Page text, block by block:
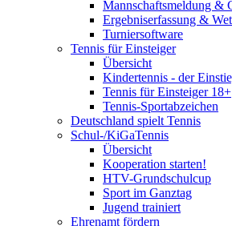
Mannschaftsmeldung &
Ergebniserfassung &
Turniersoftware
Tennis für Einsteiger
Übersicht
Kindertennis - der
Tennis für Einsteiger 18+
Tennis-Sportabzeichen
Deutschland spielt Tennis
Schul-/KiGaTennis
Übersicht
Kooperation starten!
HTV-Grundschulcup
Sport im Ganztag
Jugend trainiert
Ehrenamt fördern